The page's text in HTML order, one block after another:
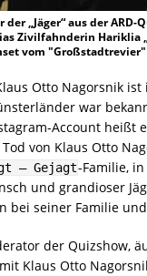
„Jäger“ aus der
Zivilfahnderin Hariklia
vom "Großstadtrevier"
Otto Nagorsnik
war
Account heißt
von Klaus Otto
– Gejagt-Familie,
und grandioser
bei seiner Familie
der Quizshow,
Klaus Otto